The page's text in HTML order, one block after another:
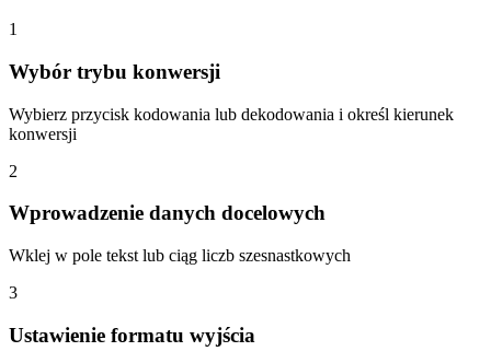
1
Wybór trybu konwersji
Wybierz przycisk kodowania lub dekodowania i określ kierunek
konwersji
2
Wprowadzenie danych docelowych
Wklej w pole tekst lub ciąg liczb szesnastkowych
3
Ustawienie formatu wyjścia